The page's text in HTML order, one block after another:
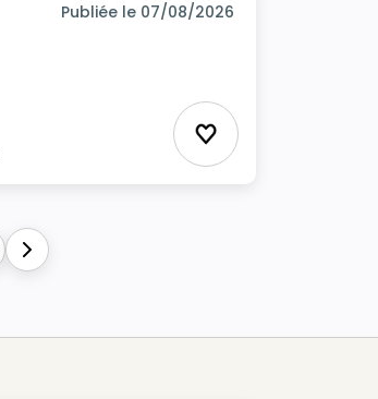
Publiée le 07/08/2026
Ajouter aux
Next